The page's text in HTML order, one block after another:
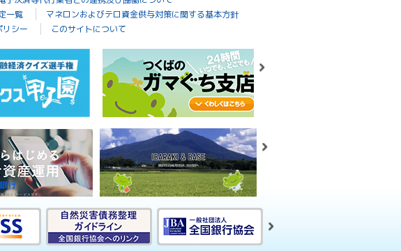
一覧
マネロンおよびテロ資金供与対策に関する基本方針
リシー このサイトについて